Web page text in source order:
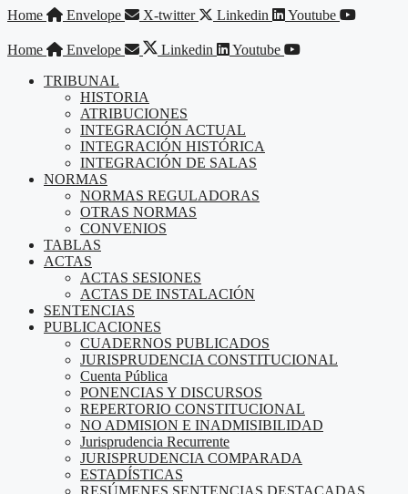
Saltar
contenido
Home Envelope X-twitter Linkedin Youtube
Home Envelope Linkedin
Youtube
TRIBUNAL
HISTORIA
ATRIBUCIONES
INTEGRACIÓN ACTUAL
INTEGRACIÓN HISTÓRICA
INTEGRACIÓN DE SALAS
NORMAS
NORMAS REGULADORAS
OTRAS NORMAS
CONVENIOS
TABLAS
ACTAS
ACTAS SESIONES
ACTAS DE INSTALACIÓN
SENTENCIAS
PUBLICACIONES
CUADERNOS PUBLICADOS
JURISPRUDENCIA CONSTITUCIONAL
Cuenta Pública
PONENCIAS Y DISCURSOS
REPERTORIO CONSTITUCIONAL
NO ADMISION E INADMISIBILIDAD
Jurisprudencia Recurrente
JURISPRUDENCIA COMPARADA
ESTADÍSTICAS
RESÚMENES SENTENCIAS DESTACADAS